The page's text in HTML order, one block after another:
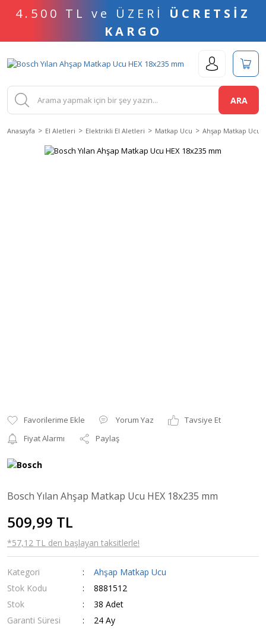
4.500 TL ve ÜZERİ ÜCRETSİZ
KARGO
ARA
Anasayfa El Aletleri Elektrikli El Aletleri Matkap Ucu Ahşap Matkap Ucu
Yorum Yaz
Tavsiye Et
Fiyat Alarmı
Paylaş
Bosch Yılan Ahşap Matkap Ucu HEX 18x235 mm
509,99 TL
*57,12 TL den başlayan taksitlerle!
Kategori
Ahşap Matkap Ucu
Stok Kodu
8881512
Stok
38 Adet
Garanti Süresi
24 Ay